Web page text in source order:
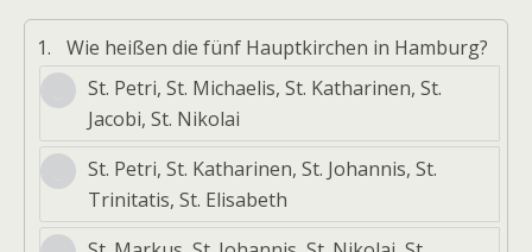
1.
Wie heißen die fünf Hauptkirchen in Hamburg?
St. Petri, St. Michaelis, St. Katharinen, St.
Jacobi, St. Nikolai
St. Petri, St. Katharinen, St. Johannis, St.
Trinitatis, St. Elisabeth